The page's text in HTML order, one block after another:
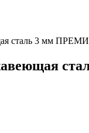
сталь 3 мм